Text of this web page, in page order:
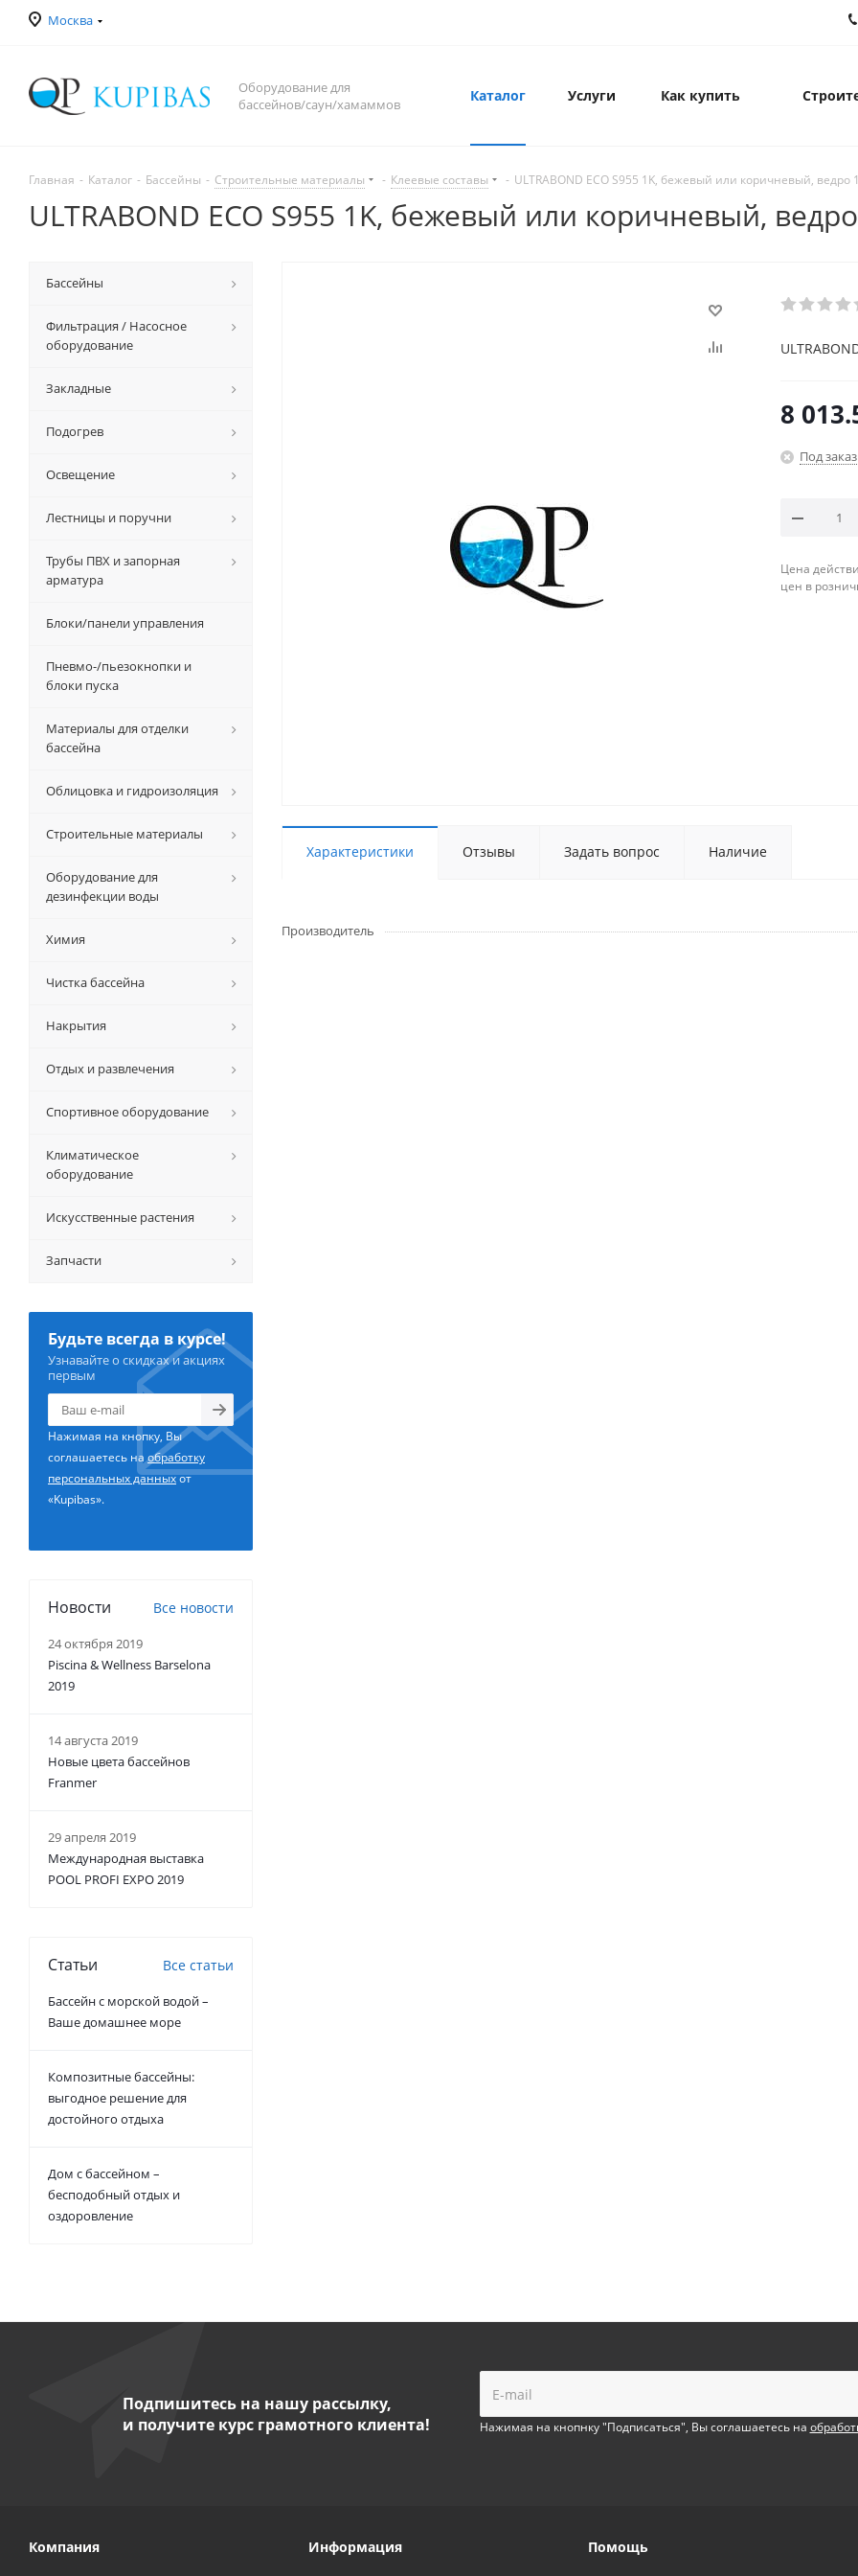
Москва
Оборудование для
бассейнов/саун/хамаммов
Каталог Услуги Как купить
Главная - Каталог - Бассейны - Строительные материалы - Клеевые составы - ULTRABOND ECO S955 1K, бежевый или коричневый, ведро
ULTRABOND ECO S955 1K, бежевый или коричневый,
8
Под заказ
Цена
цен в
Характеристики Отзывы Задать вопрос Наличие
Производитель
Бассейны
Фильтрация / Насосное
оборудование
Закладные
Подогрев
Освещение
Лестницы и поручни
Трубы ПВХ и запорная
арматура
Блоки/панели управления
Пневмо-/пьезокнопки и
блоки пуска
Материалы для отделки
бассейна
Облицовка и гидроизоляция
Строительные материалы
Оборудование для
дезинфекции воды
Химия
Чистка бассейна
Накрытия
Отдых и развлечения
Спортивное оборудование
Климатическое
оборудование
Искусственные растения
Запчасти
Будьте всегда в курсе!
Узнавайте о скидках и акциях
первым
Нажимая на кнопку, Вы
соглашаетесь наобработку
персональных данныхот
«Kupibas».
Новости Все новости
24 октября 2019
Piscina & Wellness Barselona
2019
14 августа 2019
Новые цвета бассейнов
Franmer
29 апреля 2019
Международная выставка
POOL PROFI EXPO 2019
Статьи Все статьи
Бассейн с морской водой –
Ваше домашнее море
Композитные бассейны:
выгодное решение для
достойного отдыха
Дом с бассейном –
бесподобный отдых и
оздоровление
Подпишитесь на нашу рассылку,
и получите курс грамотного клиента!
Нажимая на кнопнку "Подписаться", Вы соглашаетесь на
Компания Информация Помощь